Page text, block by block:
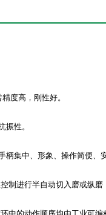
度高，刚性好。
振性。
集中、形象、操作简便、安
进行半自动切入磨或纵磨